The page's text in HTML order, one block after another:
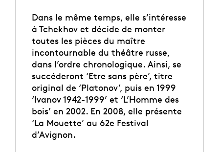
Dans le même temps, elle s’intéresse
à Tchekhov et décide de monter
toutes les pièces du maître
incontournable du théâtre russe,
dans l’ordre chronologique. Ainsi, se
succéderont ‘Etre sans père’, titre
original de ‘Platonov’, puis en 1999
‘Ivanov 1942-1999’ et ‘L’Homme des
bois’ en 2002. En 2008, elle présente
‘La Mouette’ au 62e Festival
d’Avignon.